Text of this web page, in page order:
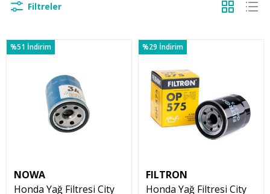
Filtreler
%51 İndirim
NOWA
Honda Yağ Filtresi City
%29 İndirim
FILTRON
Honda Yağ Filtresi City